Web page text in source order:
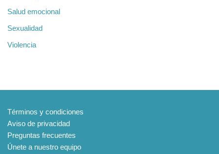
Salud emocional
Sexualidad
Violencia
Términos y condiciones
Aviso de privacidad
Preguntas frecuentes
Únete a nuestro equipo